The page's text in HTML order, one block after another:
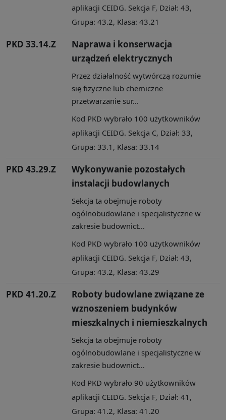
aplikacji CEIDG. Sekcja F, Dział: 43,
Grupa: 43.2, Klasa: 43.21
PKD 33.14.Z
Naprawa i konserwacja
urządzeń elektrycznych
Przez działalność wytwórczą rozumie
się fizyczne lub chemiczne
przetwarzanie sur...
Kod PKD wybrało 100 użytkowników
aplikacji CEIDG. Sekcja C, Dział: 33,
Grupa: 33.1, Klasa: 33.14
PKD 43.29.Z
Wykonywanie pozostałych
instalacji budowlanych
Sekcja ta obejmuje roboty
ogólnobudowlane i specjalistyczne w
zakresie budownict...
Kod PKD wybrało 100 użytkowników
aplikacji CEIDG. Sekcja F, Dział: 43,
Grupa: 43.2, Klasa: 43.29
PKD 41.20.Z
Roboty budowlane związane ze
wznoszeniem budynków
mieszkalnych i niemieszkalnych
Sekcja ta obejmuje roboty
ogólnobudowlane i specjalistyczne w
zakresie budownict...
Kod PKD wybrało 90 użytkowników
aplikacji CEIDG. Sekcja F, Dział: 41,
Grupa: 41.2, Klasa: 41.20